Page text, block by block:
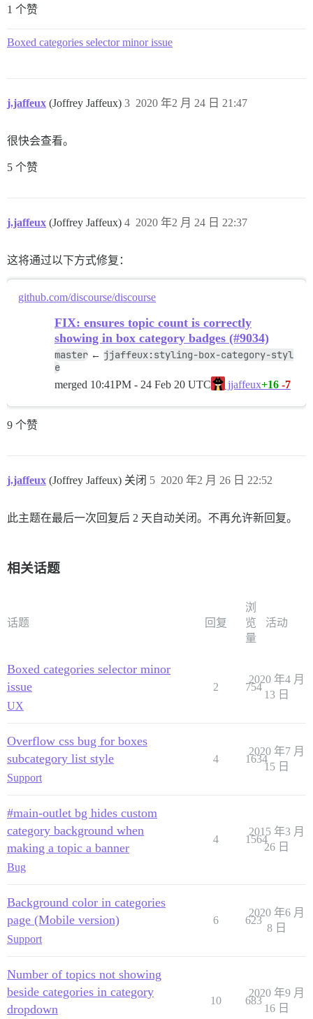
1 个赞
Boxed categories selector minor issue
j.jaffeux (Joffrey Jaffeux) 2020 年2 月 24 日 21:47
3
很快会查看。
5 个赞
j.jaffeux (Joffrey Jaffeux) 2020 年2 月 24 日 22:37
4
这将通过以下方式修复：
github.com/discourse/discourse
FIX: ensures topic count is correctly
showing in box category badges (#9034)
master ← jjaffeux:styling-box-category-styl
e
merged 10:41PM - 24 Feb 20 UTC jjaffeux+16 -7
9 个赞
j.jaffeux (Joffrey Jaffeux) 关闭 2020 年2 月 26 日 22:52
5
此主题在最后一次回复后 2 天自动关闭。不再允许新回复。
相关话题
话题 回复
浏
览
量
活动
Boxed categories selector minor
issue
UX
2 754
2020 年4 月
13 日
Overflow css bug for boxes
subcategory list style
Support
4 1634
2020 年7 月
15 日
#main-outlet bg hides custom
category background when
making a topic a banner
Bug
4 1564
2015 年3 月
26 日
Background color in categories
page (Mobile version)
Support
6 623
2020 年6 月
8 日
Number of topics not showing
beside categories in category
dropdown
10 683
2020 年9 月
16 日